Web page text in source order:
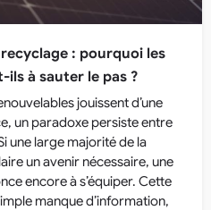
: pourquoi les
ils à sauter le pas ?
jouissent d’une
un paradoxe persiste entre
une large majorité de la
un avenir nécessaire, une
encore à s’équiper. Cette
manque d’information,